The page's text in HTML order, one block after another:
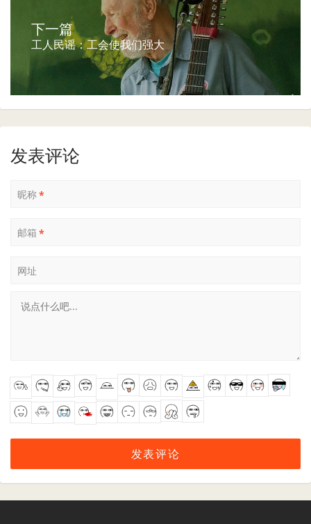
下一篇
工人民谣：工会使我们强大
发表评论
昵称*
邮箱 *
网址